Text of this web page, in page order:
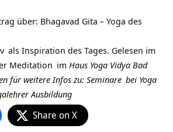
über: Bhagavad Gita – Yoga des
als Inspiration des Tages. Gelesen im
Meditation im Haus Yoga Vidya Bad
für weitere Infos zu: Seminare bei Yoga
Ausbildung
Share on X